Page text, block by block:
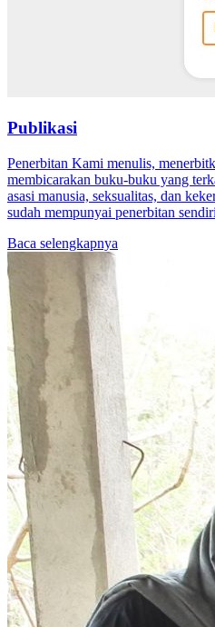
Publikasi
Penerbitan Kami menulis,
membicarakan buku-buku yang
asasi manusia, seksualitas, dan
sudah mempunyai penerbitan
Baca selengkapnya